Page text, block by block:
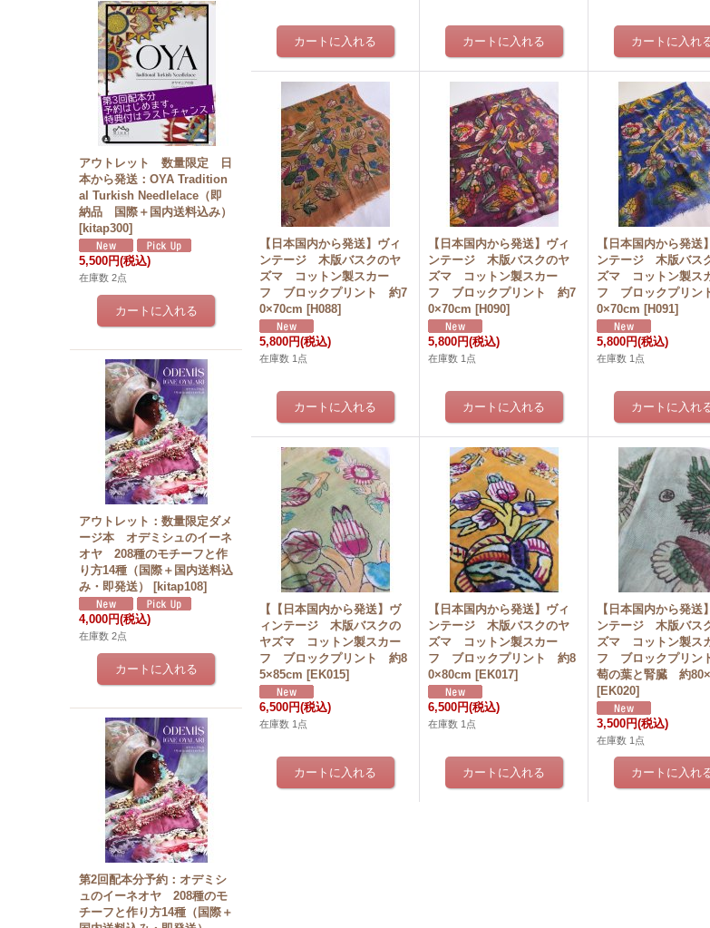
アウトレット 数量限定 日
本から発送：OYA Tradition
al Turkish Needlelace（即
納品 国際＋国内送料込み）
[kitap300]
5,500円(税込)
在庫数 2点
アウトレット：数量限定ダメ
ージ本 オデミシュのイーネ
オヤ 208種のモチーフと作
り方14種（国際＋国内送料込
み・即発送）
[kitap108]
4,000円(税込)
在庫数 2点
第2回配本分予約：オデミシ
ュのイーネオヤ 208種のモ
チーフと作り方14種（国際＋
【日本国内から発送】ヴィ
ンテージ 木版バスクのヤ
ズマ コットン製スカー
フ ブロックプリント 約7
0×70cm [H088]
5,800円(税込)
在庫数 1点
【日本国内から発送】ヴィ
ンテージ 木版バスクのヤ
ズマ コットン製スカー
フ ブロックプリント 約7
0×70cm [H090]
5,800円(税込)
在庫数 1点
【日本国内から発送
ンテージ 木版バス
ズマ コットン製ス
フ ブロックプリン
0×70cm [H091]
5,800円(税込)
在庫数 1点
【【日本国内から発送】ヴ
ィンテージ 木版バスクの
ヤズマ コットン製スカー
フ ブロックプリント 約8
5×85cm [EK015]
6,500円(税込)
在庫数 1点
【日本国内から発送】ヴィ
ンテージ 木版バスクのヤ
ズマ コットン製スカー
フ ブロックプリント 約8
0×80cm [EK017]
6,500円(税込)
在庫数 1点
【日本国内から発送
ンテージ 木版バス
ズマ コットン製ス
フ ブロックプリ
萄の葉と腎臓 約
[EK020]
3,500円(税込)
在庫数 1点